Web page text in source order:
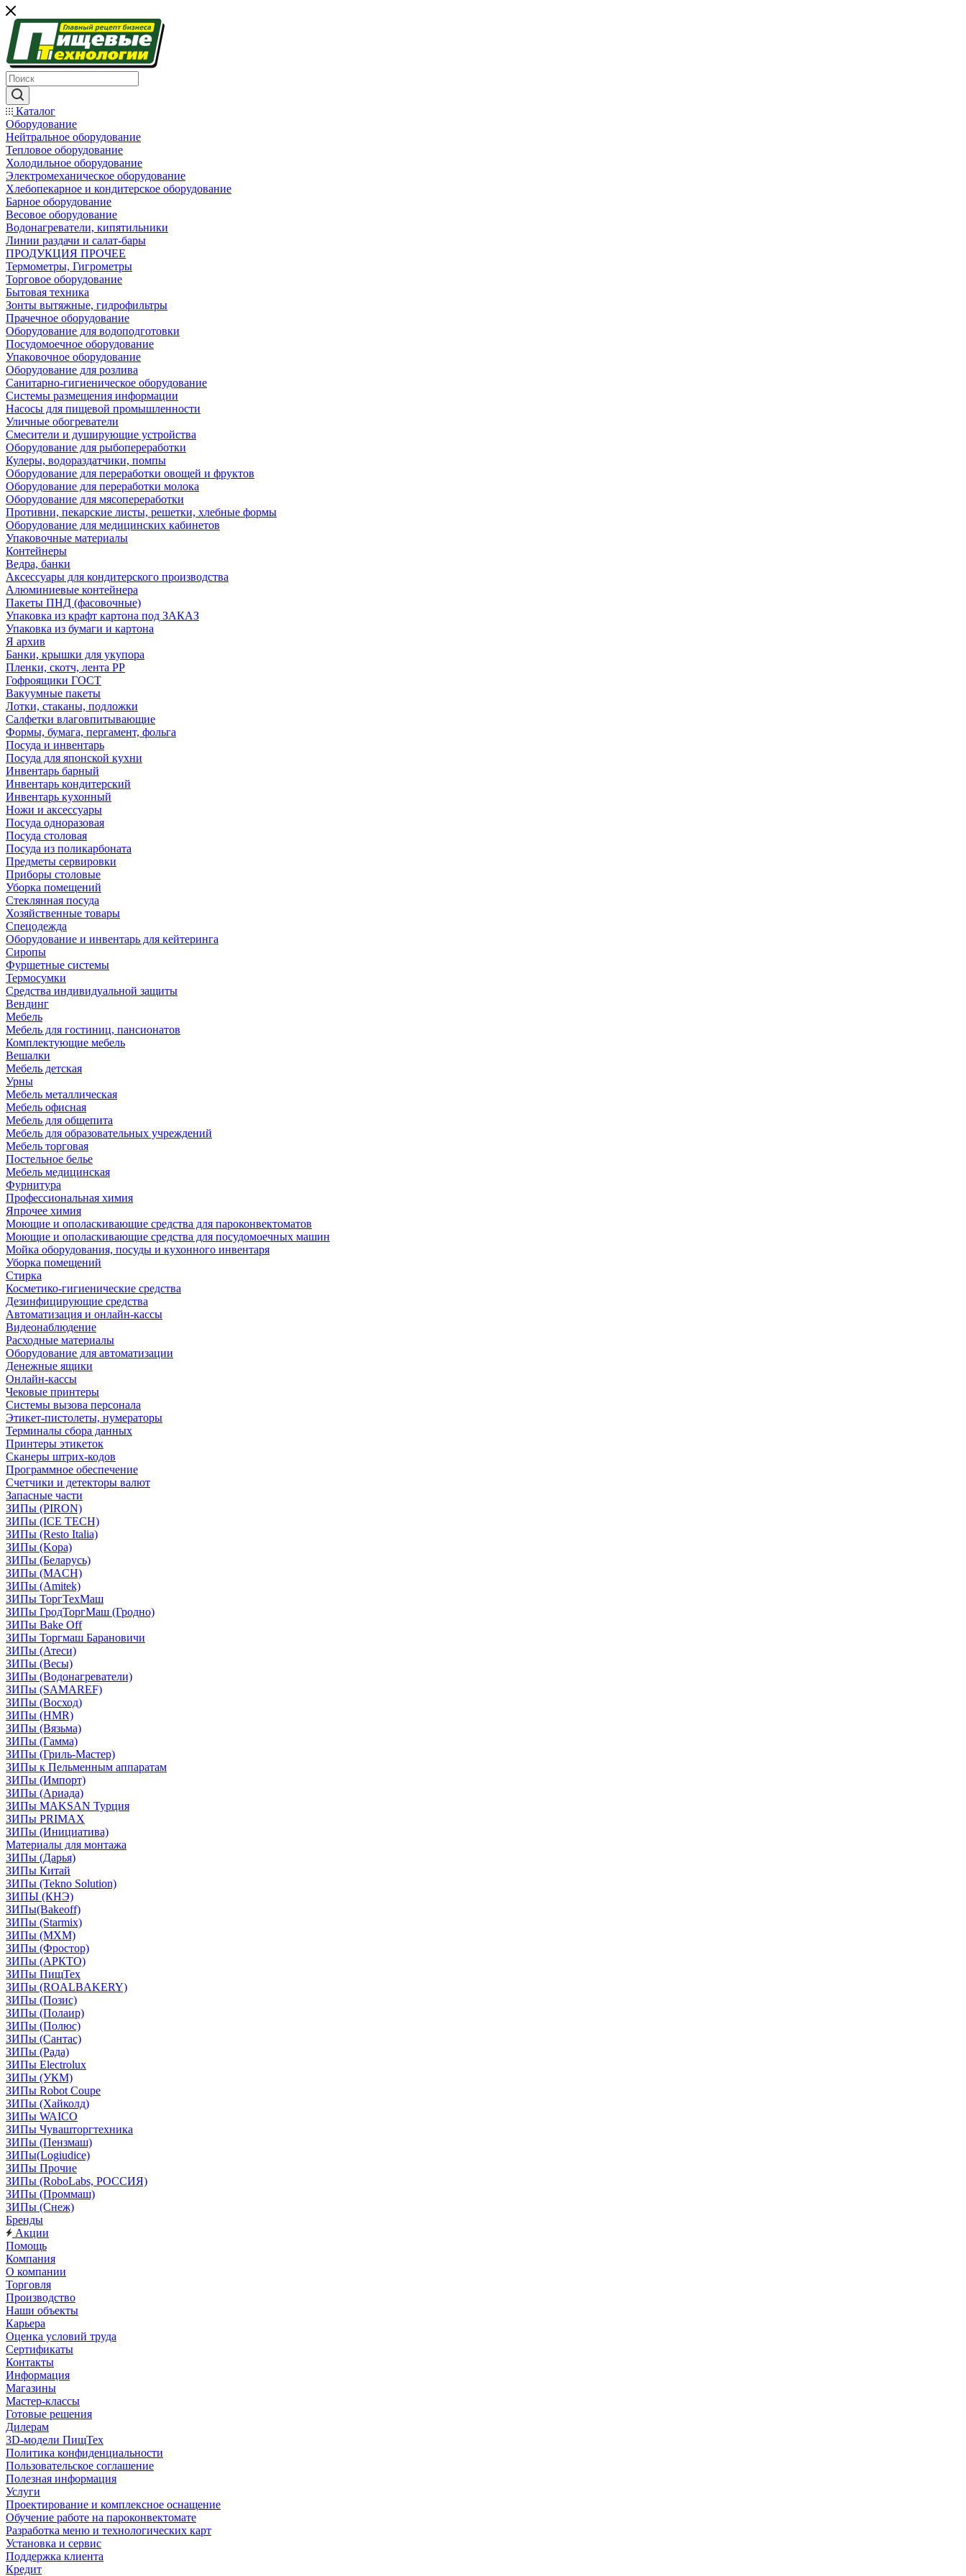
Каталог
Оборудование
Нейтральное оборудование
Тепловое оборудование
Холодильное оборудование
Электромеханическое оборудование
Хлебопекарное и кондитерское оборудование
Барное оборудование
Весовое оборудование
Водонагреватели, кипятильники
Линии раздачи и салат-бары
ПРОДУКЦИЯ ПРОЧЕЕ
Термометры, Гигрометры
Торговое оборудование
Бытовая техника
Зонты вытяжные, гидрофильтры
Прачечное оборудование
Оборудование для водоподготовки
Посудомоечное оборудование
Упаковочное оборудование
Оборудование для розлива
Санитарно-гигиеническое оборудование
Системы размещения информации
Насосы для пищевой промышленности
Уличные обогреватели
Смесители и душирующие устройства
Оборудование для рыбопереработки
Кулеры, водораздатчики, помпы
Оборудование для переработки овощей и фруктов
Оборудование для переработки молока
Оборудование для мясопереработки
Противни, пекарские листы, решетки, хлебные формы
Оборудование для медицинских кабинетов
Упаковочные материалы
Контейнеры
Ведра, банки
Аксессуары для кондитерского производства
Алюминиевые контейнера
Пакеты ПНД (фасовочные)
Упаковка из крафт картона под ЗАКАЗ
Упаковка из бумаги и картона
Я архив
Банки, крышки для укупора
Пленки, скотч, лента РР
Гофроящики ГОСТ
Вакуумные пакеты
Лотки, стаканы, подложки
Салфетки влаговпитывающие
Формы, бумага, пергамент, фольга
Посуда и инвентарь
Посуда для японской кухни
Инвентарь барный
Инвентарь кондитерский
Инвентарь кухонный
Ножи и аксессуары
Посуда одноразовая
Посуда столовая
Посуда из поликарбоната
Предметы сервировки
Приборы столовые
Уборка помещений
Стеклянная посуда
Хозяйственные товары
Спецодежда
Оборудование и инвентарь для кейтеринга
Сиропы
Фуршетные системы
Термосумки
Средства индивидуальной защиты
Вендинг
Мебель
Мебель для гостиниц, пансионатов
Комплектующие мебель
Вешалки
Мебель детская
Урны
Мебель металлическая
Мебель офисная
Мебель для общепита
Мебель для образовательных учреждений
Мебель торговая
Постельное белье
Мебель медицинская
Фурнитура
Профессиональная химия
Япрочее химия
Моющие и ополаскивающие средства для пароконвектоматов
Моющие и ополаскивающие средства для посудомоечных машин
Мойка оборудования, посуды и кухонного инвентаря
Уборка помещений
Стирка
Косметико-гигиенические средства
Дезинфицирующие средства
Автоматизация и онлайн-кассы
Видеонаблюдение
Расходные материалы
Оборудование для автоматизации
Денежные ящики
Онлайн-кассы
Чековые принтеры
Системы вызова персонала
Этикет-пистолеты, нумераторы
Терминалы сбора данных
Принтеры этикеток
Сканеры штрих-кодов
Программное обеспечение
Счетчики и детекторы валют
Запасные части
ЗИПы (PIRON)
ЗИПы (ICE TECH)
ЗИПы (Resto Italia)
ЗИПы (Kopa)
ЗИПы (Беларусь)
ЗИПы (MACH)
ЗИПы (Amitek)
ЗИПы ТоргТехМаш
ЗИПы ГродТоргМаш (Гродно)
ЗИПы Bake Off
ЗИПы Торгмаш Барановичи
ЗИПы (Атеси)
ЗИПы (Весы)
ЗИПы (Водонагреватели)
ЗИПы (SAMAREF)
ЗИПы (Восход)
ЗИПы (HMR)
ЗИПы (Вязьма)
ЗИПы (Гамма)
ЗИПы (Гриль-Мастер)
ЗИПы к Пельменным аппаратам
ЗИПы (Импорт)
ЗИПы (Ариада)
ЗИПы MAKSAN Турция
ЗИПы PRIMAX
ЗИПы (Инициатива)
Материалы для монтажа
ЗИПы (Дарья)
ЗИПы Китай
ЗИПы (Tekno Solution)
ЗИПЫ (КНЭ)
ЗИПы(Bakeoff)
ЗИПы (Starmix)
ЗИПы (МХМ)
ЗИПы (Фростор)
ЗИПы (АРКТО)
ЗИПы ПищТех
ЗИПы (ROALBAKERY)
ЗИПы (Позис)
ЗИПы (Полаир)
ЗИПы (Полюс)
ЗИПы (Сантас)
ЗИПы (Рада)
ЗИПы Electrolux
ЗИПы (УКМ)
ЗИПы Robot Coupe
ЗИПы (Хайколд)
ЗИПы WAICO
ЗИПы Чувашторгтехника
ЗИПы (Пензмаш)
ЗИПы(Logiudice)
ЗИПы Прочие
ЗИПы (RoboLabs, РОССИЯ)
ЗИПы (Проммаш)
ЗИПы (Снеж)
Бренды
Акции
Помощь
Компания
О компании
Торговля
Производство
Наши объекты
Карьера
Оценка условий труда
Сертификаты
Контакты
Информация
Магазины
Мастер-классы
Готовые решения
Дилерам
3D-модели ПищТех
Политика конфиденциальности
Пользовательское соглашение
Полезная информация
Услуги
Проектирование и комплексное оснащение
Обучение работе на пароконвектомате
Разработка меню и технологических карт
Установка и сервис
Поддержка клиента
Кредит